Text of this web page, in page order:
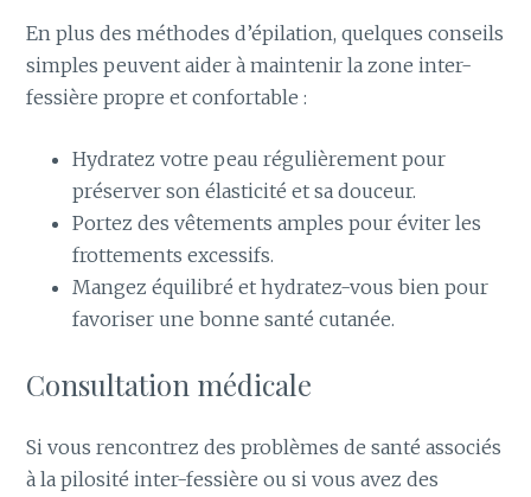
En plus des méthodes d’épilation, quelques conseils
simples peuvent aider à maintenir la zone inter-
fessière propre et confortable :
Hydratez votre peau régulièrement pour
préserver son élasticité et sa douceur.
Portez des vêtements amples pour éviter les
frottements excessifs.
Mangez équilibré et hydratez-vous bien pour
favoriser une bonne santé cutanée.
Consultation médicale
Si vous rencontrez des problèmes de santé associés
à la pilosité inter-fessière ou si vous avez des